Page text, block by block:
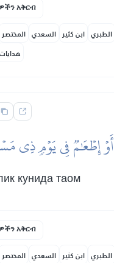
አቅርብ
المختصر السعدي ابن كثير الطبري
هدايات
أَوۡ إِطۡعَٰمٞ فِي يَوۡمٖ ذِي
кунида таом
አቅርብ
المختصر السعدي ابن كثير الطبري